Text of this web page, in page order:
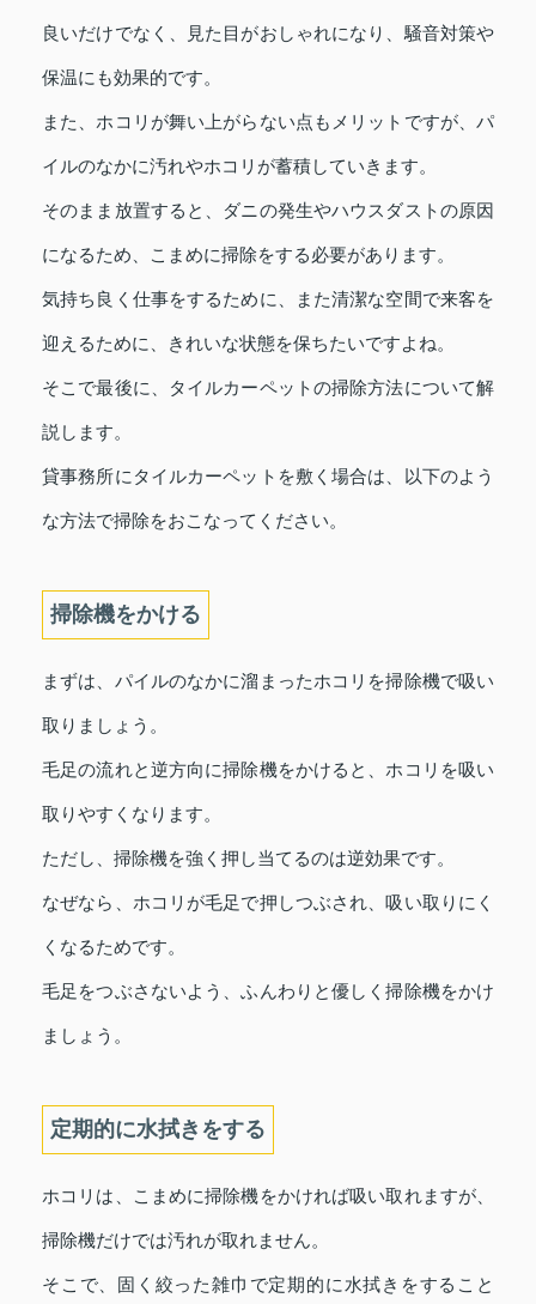
良いだけでなく、見た目がおしゃれになり、騒音対策や
保温にも効果的です。
また、ホコリが舞い上がらない点もメリットですが、パ
イルのなかに汚れやホコリが蓄積していきます。
そのまま放置すると、ダニの発生やハウスダストの原因
になるため、こまめに掃除をする必要があります。
気持ち良く仕事をするために、また清潔な空間で来客を
迎えるために、きれいな状態を保ちたいですよね。
そこで最後に、タイルカーペットの掃除方法について解
説します。
貸事務所にタイルカーペットを敷く場合は、以下のよう
な方法で掃除をおこなってください。
掃除機をかける
まずは、パイルのなかに溜まったホコリを掃除機で吸い
取りましょう。
毛足の流れと逆方向に掃除機をかけると、ホコリを吸い
取りやすくなります。
ただし、掃除機を強く押し当てるのは逆効果です。
なぜなら、ホコリが毛足で押しつぶされ、吸い取りにく
くなるためです。
毛足をつぶさないよう、ふんわりと優しく掃除機をかけ
ましょう。
定期的に水拭きをする
ホコリは、こまめに掃除機をかければ吸い取れますが、
掃除機だけでは汚れが取れません。
そこで、固く絞った雑巾で定期的に水拭きをすること